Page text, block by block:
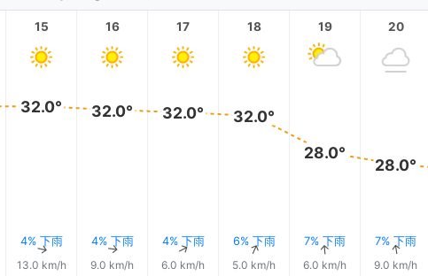
15
32.0°
4% 下雨
↑
13.0 km/h
16
32.0°
4% 下雨
↑
9.0 km/h
17
32.0°
4% 下雨
↑
6.0 km/h
18
32.0°
6% 下雨
↑
5.0 km/h
19
28.0°
7% 下雨
↑
6.0 km/h
20
28.0°
7% 下雨
↑
9.0 km/h